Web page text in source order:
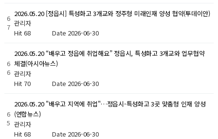
6
7
2026.05.20 [정읍시] 특성화고 3개교와 정주형 미래인재 양성 협약(투데이안)
관리자
Hit 68Date 2026-06-30
6
6
2026.05.20 “배우고 정읍에 취업해요” 정읍시, 특성화고 3개교와 업무협약
체결(아시아뉴스)
관리자
Hit 70Date 2026-06-30
6
5
2026.05.20 "배우고 지역에 취업"…정읍시-특성화고 3곳 맞춤형 인재 양성
(연합뉴스)
관리자
Hit 68Date 2026-06-30